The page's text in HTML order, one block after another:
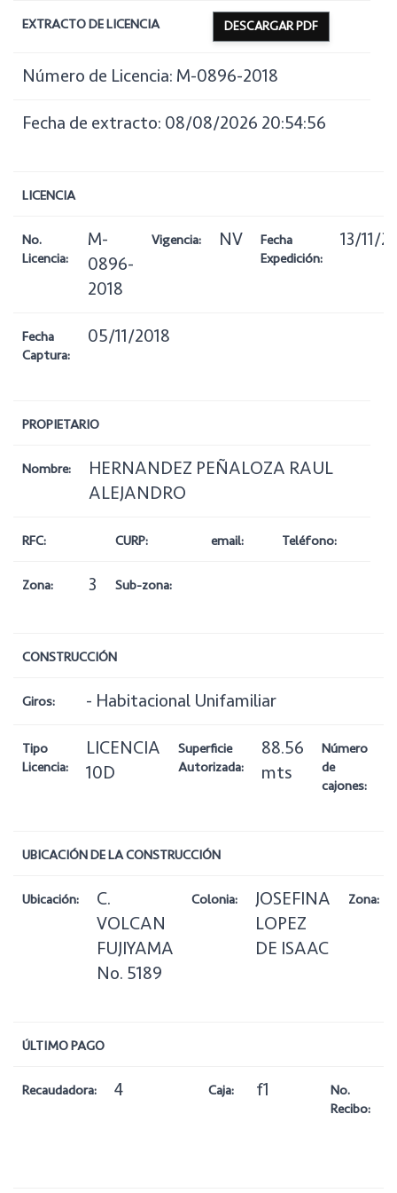
EXTRACTO DE LICENCIA DESCARGAR PDF
Número de Licencia: M-0896-2018
Fecha de extracto: 08/08/2026 20:54:56
LICENCIA
No.
Licencia:
M-
0896-
2018
Vigencia: NV
Fecha
Expedición:
13/11/
Fecha
Captura:
05/11/2018
PROPIETARIO
Nombre:
HERNANDEZ PEÑALOZA RAUL
ALEJANDRO
RFC: CURP: email: Teléfono:
Zona: 3 Sub-zona:
CONSTRUCCIÓN
Giros: - Habitacional Unifamiliar
Tipo
Licencia:
LICENCIA
10D
Superficie
Autorizada:
88.56
mts
Número
de
cajones:
UBICACIÓN DE LA CONSTRUCCIÓN
Ubicación:
C.
VOLCAN
FUJIYAMA
No. 5189
Colonia:
JOSEFINA
LOPEZ
DE ISAAC
Zona:
ÚLTIMO PAGO
Recaudadora: 4 Caja: f1
No.
Recibo: